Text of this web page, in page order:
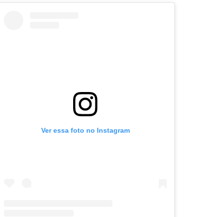
Ver essa foto no Instagram